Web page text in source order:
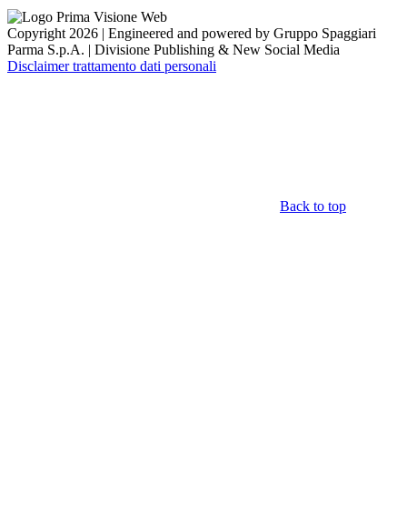
Copyright 2026 | Engineered and powered by Gruppo Spaggiari
Parma S.p.A. | Divisione Publishing & New Social Media
Disclaimer trattamento dati personali
Back to top